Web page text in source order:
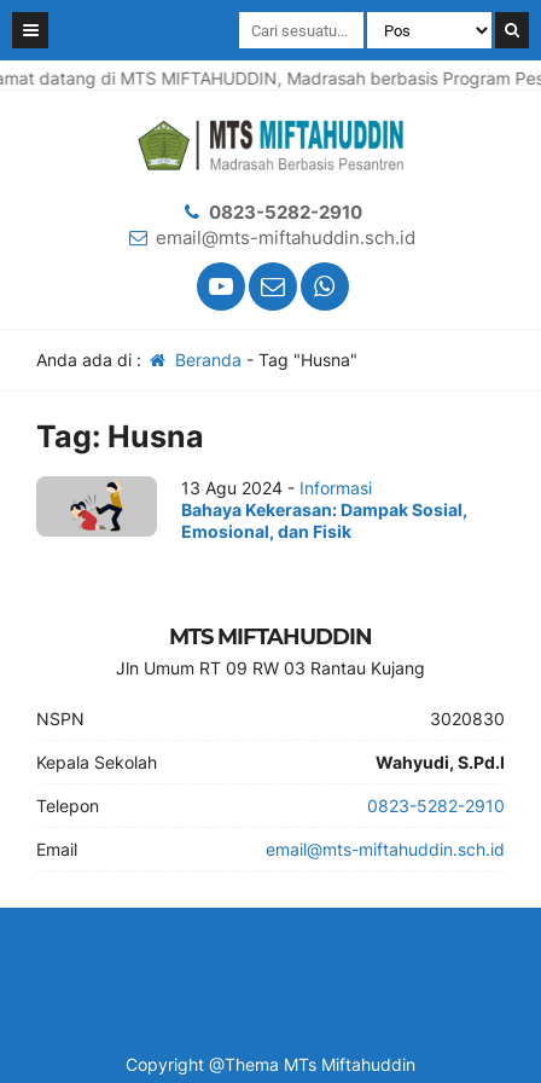
datang di MTS MIFTAHUDDIN, Madrasah berbasis Program
0823-5282-2910
email@mts-miftahuddin.sch.id
Anda ada di : Beranda - Tag "Husna"
Tag: Husna
13 Agu 2024 - Informasi
Bahaya Kekerasan: Dampak Sosial,
Emosional, dan Fisik
MTS MIFTAHUDDIN
Jln Umum RT 09 RW 03 Rantau Kujang
NSPN 3020830
Kepala Sekolah Wahyudi, S.Pd.I
Telepon 0823-5282-2910
Email email@mts-miftahuddin.sch.id
Copyright @Thema MTs Miftahuddin